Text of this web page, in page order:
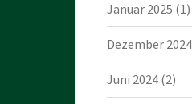
Januar 2025 (1)
Dezember 2024
Juni 2024(2)